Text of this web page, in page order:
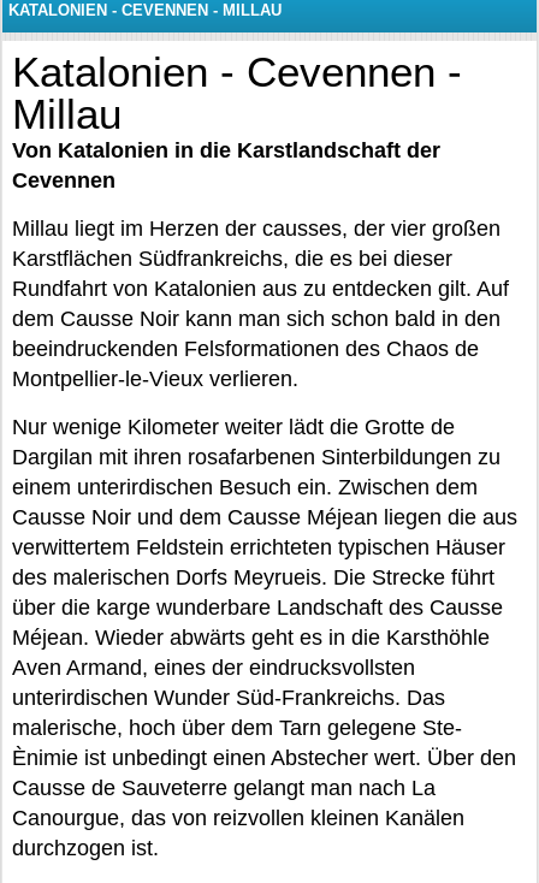
KATALONIEN - CEVENNEN - MILLAU
Katalonien - Cevennen -
Millau
Von Katalonien in die Karstlandschaft der
Cevennen
Millau liegt im Herzen der causses, der vier großen
Karstflächen Südfrankreichs, die es bei dieser
Rundfahrt von Katalonien aus zu entdecken gilt. Auf
dem Causse Noir kann man sich schon bald in den
beeindruckenden Felsformationen des Chaos de
Montpellier-le-Vieux verlieren.
Nur wenige Kilometer weiter lädt die Grotte de
Dargilan mit ihren rosafarbenen Sinterbildungen zu
einem unterirdischen Besuch ein. Zwischen dem
Causse Noir und dem Causse Méjean liegen die aus
verwittertem Feldstein errichteten typischen Häuser
des malerischen Dorfs Meyrueis. Die Strecke führt
über die karge wunderbare Landschaft des Causse
Méjean. Wieder abwärts geht es in die Karsthöhle
Aven Armand, eines der eindrucksvollsten
unterirdischen Wunder Süd-Frankreichs. Das
malerische, hoch über dem Tarn gelegene Ste-
Ènimie ist unbedingt einen Abstecher wert. Über den
Causse de Sauveterre gelangt man nach La
Canourgue, das von reizvollen kleinen Kanälen
durchzogen ist.